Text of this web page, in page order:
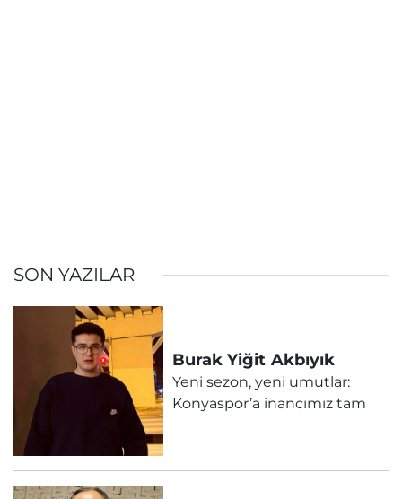
SON YAZILAR
Burak Yiğit Akbıyık
Yeni sezon, yeni umutlar:
Konyaspor’a inancımız tam